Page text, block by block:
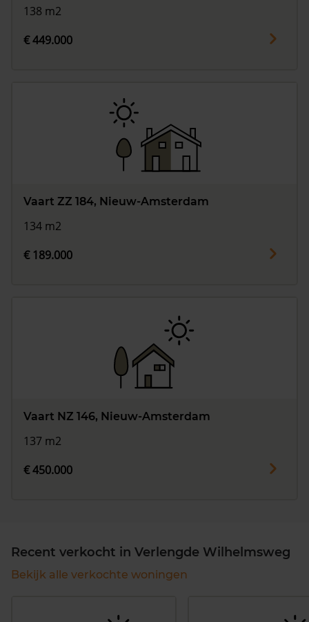
138 m2
€ 449.000
Vaart ZZ 184, Nieuw-Amsterdam
134 m2
€ 189.000
Vaart NZ 146, Nieuw-Amsterdam
137 m2
€ 450.000
Recent verkocht in Verlengde Wilhelmsweg
Bekijk alle verkochte woningen